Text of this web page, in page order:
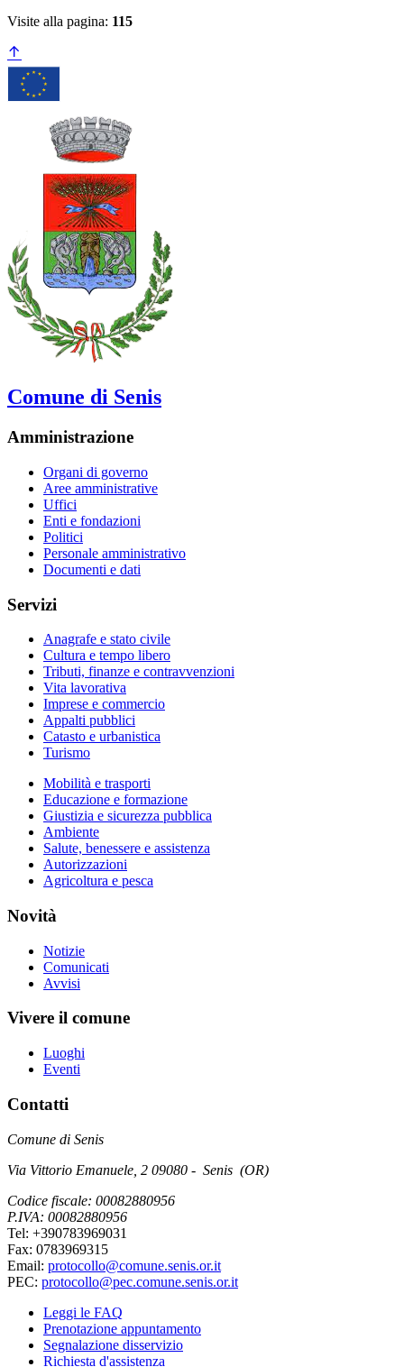
Visite alla pagina: 115
Comune di Senis
Amministrazione
Organi di governo
Aree amministrative
Uffici
Enti e fondazioni
Politici
Personale amministrativo
Documenti e dati
Servizi
Anagrafe e stato civile
Cultura e tempo libero
Tributi, finanze e contravvenzioni
Vita lavorativa
Imprese e commercio
Appalti pubblici
Catasto e urbanistica
Turismo
Mobilità e trasporti
Educazione e formazione
Giustizia e sicurezza pubblica
Ambiente
Salute, benessere e assistenza
Autorizzazioni
Agricoltura e pesca
Novità
Notizie
Comunicati
Avvisi
Vivere il comune
Luoghi
Eventi
Contatti
Comune di Senis
Via Vittorio Emanuele, 2 09080 - Senis (OR)
Codice fiscale: 00082880956
P.IVA: 00082880956
Tel: +390783969031
Fax: 0783969315
Email: protocollo@comune.senis.or.it
PEC: protocollo@pec.comune.senis.or.it
Leggi le FAQ
Prenotazione appuntamento
Segnalazione disservizio
Richiesta d'assistenza